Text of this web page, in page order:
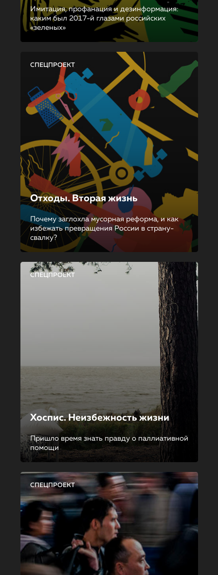
Имитация, профанация и дезинформация:
каким был 2017-й глазами российских
«зеленых»
СПЕЦПРОЕКТ
Отходы. Вторая жизнь
Почему заглохла мусорная реформа, и как
избежать превращения России в страну-
свалку?
СПЕЦПРОЕКТ
Хоспис. Неизбежность жизни
Пришло время знать правду о паллиативной
помощи
СПЕЦПРОЕКТ